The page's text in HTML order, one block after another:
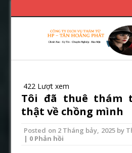
422 Lượt xem
Tôi đã thuê thám
thật về chồng mình
Posted on 2 Tháng bảy, 2025by
| 0 Phản hồi